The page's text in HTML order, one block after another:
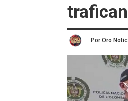
Por Oro